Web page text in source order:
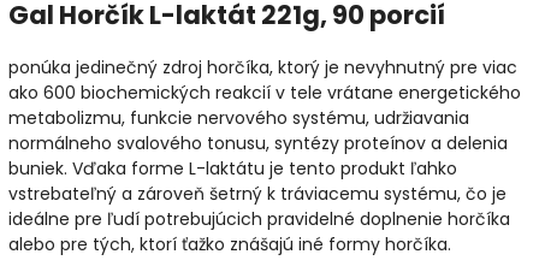
Gal Horčík L-laktát 221g, 90 porcií
ponúka jedinečný zdroj horčíka, ktorý je nevyhnutný pre viac
ako 600 biochemických reakcií v tele vrátane energetického
metabolizmu, funkcie nervového systému, udržiavania
normálneho svalového tonusu, syntézy proteínov a delenia
buniek. Vďaka forme L-laktátu je tento produkt ľahko
vstrebateľný a zároveň šetrný k tráviacemu systému, čo je
ideálne pre ľudí potrebujúcich pravidelné doplnenie horčíka
alebo pre tých, ktorí ťažko znášajú iné formy horčíka.